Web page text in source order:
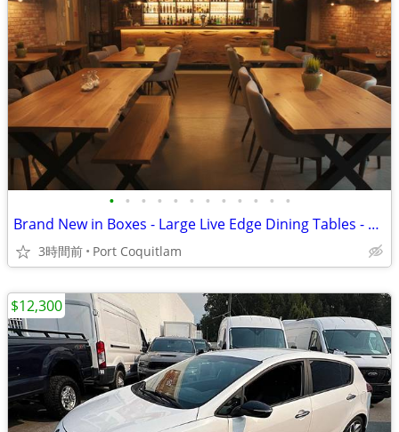
• • • • • • • • • • • •
Brand New in Boxes - Large Live Edge Dining Tables - Best in BC
3時間前 Port Coquitlam
$12,300